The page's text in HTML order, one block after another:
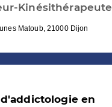
Kinésithérapeute
Matoub, 21000 Dijon
en